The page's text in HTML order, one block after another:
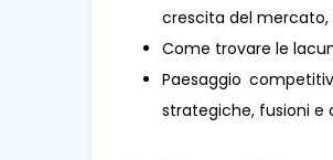
crescita del mercato,
Come trovare le
Paesaggio
strategiche, fusioni e